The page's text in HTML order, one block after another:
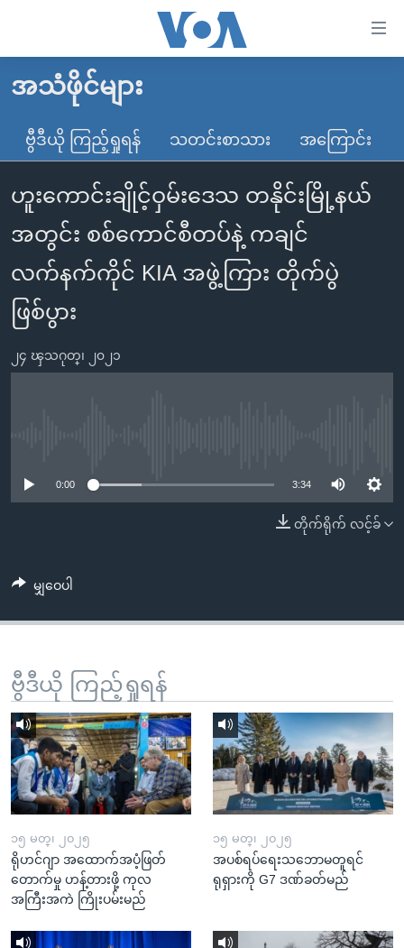
လွယ်ကူ
သည့်
များ
ပင်မ
အကြောင်းအရာ
ကျော်
ရန်
ကျော်
ရှာဖွေ
နေရာ
ကျော်
ရန်
မူလစာမျက်နှာ
မြန်မာ
ကမ္ဘာ့သတင်းများ
နိုင်ငံတကာ
အမေရိကန်
တရုတ်
အစ္စရေး-ပါလက်စတိုင်း
ဗွီဒီယို
သတင်းလွတ်လပ်ခွင့်
ရပ်ဝန်းတခု လမ်းတခု အလွန်
အင်္ဂလိပ်စာလေ့လာမယ်
အမေရိကန်သုံးအီဒီယံ
မကြေးမုံရဲ့ အင်္ဂလိပ်စာ
အပတ်စဉ်ကဏ္ဍများ
ရေဒီယို
ရေဒီယိုနှင့်ရုပ်သံ အချက်အလက်များ
ဗွီအိုအေ လူမှုကွန်ယက်များ
အသံဖိုင်များ
ဗွီဒီယို ကြည့်ရှုရန် သတင်းစာသား အကြောင်း
ဟူးကောင်းချိုင့်ဝှမ်းဒေသ တနိုင်းမြို့နယ်
အတွင်း စစ်ကောင်စီတပ်နဲ့ ကချင်
လက်နက်ကိုင် KIA အဖွဲ့ကြား တိုက်ပွဲ
ဖြစ်ပွား
၂၄ ၾသဂုတ္၊ ၂၀၂၁
0:00 3:34
တိုက်ရိုက် လင့်ခ်
မျှဝေပါ
ဗွီဒီယို ကြည့်ရှုရန်
၁၅ မတ္၊ ၂၀၂၅
ရိုဟင်ဂျာ အထောက်အပံ့ဖြတ်
တောက်မှု ဟန့်တားဖို့ ကုလ
အကြီးအကဲ ကြိုးပမ်းမည်
၁၅ မတ္၊ ၂၀၂၅
အပစ်ရပ်ရေးသဘောမတူရင်
ရုရှားကို G7 ဒဏ်ခတ်မည်